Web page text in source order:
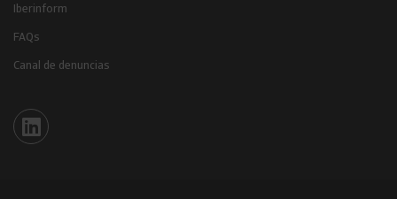
Iberinform
FAQs
Canal de denuncias
Iberinform en Linkedin